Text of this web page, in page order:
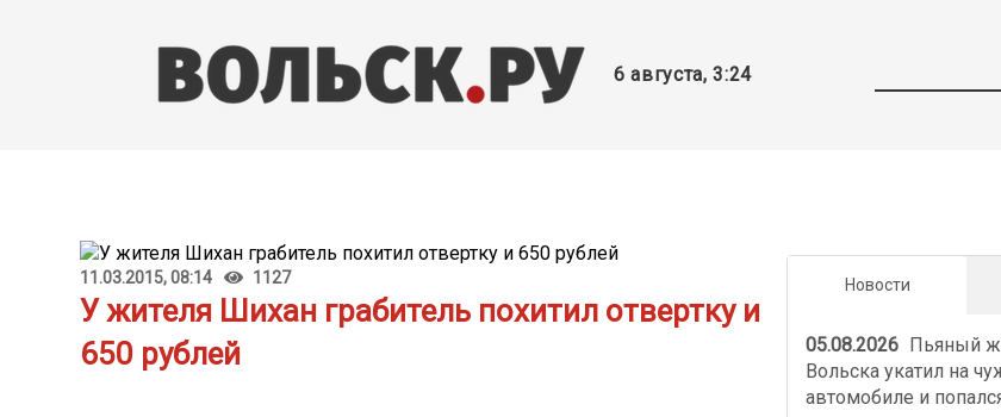
6 августа, 3:24
11.03.2015, 08:14 1127
У жителя Шихан грабитель похитил отвертку и
650 рублей
Новости
05.08.2026 Пьяный
Вольска укатил на
автомобиле и